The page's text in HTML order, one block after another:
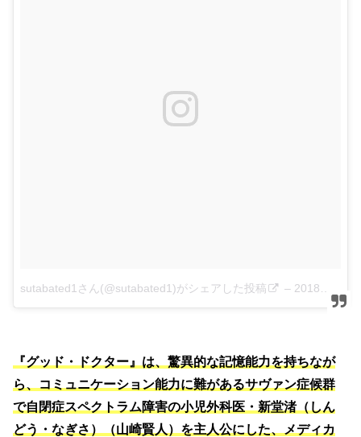
sutabated1さん(@sutabated1)がシェアした投稿 – 2018年 7月月12日午後4時26分PDT
『グッド・ドクター』は、驚異的な記憶能力を持ちなが
ら、コミュニケーション能力に難があるサヴァン症候群
で自閉症スペクトラム障害の小児外科医・新堂渚（しん
どう・なぎさ）（山崎賢人）を主人公にした、メディカ